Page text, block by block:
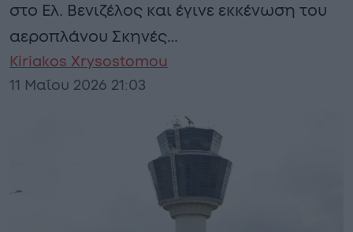
στο Ελ. Βενιζέλος και έγινε εκκένωση του
αεροπλάνου Σκηνές…
Kiriakos Xrysostomou
11 Μαΐου 2026 21:03